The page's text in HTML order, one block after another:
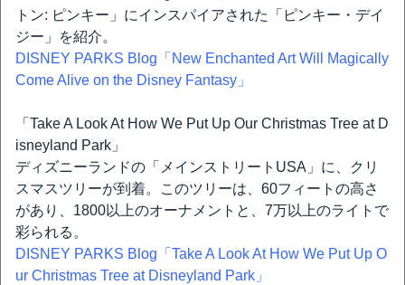
トン: ピンキー」にインスパイアされた「ピンキー・デイ
ジー」を紹介。
DISNEY PARKS Blog「New Enchanted Art Will Magically
Come Alive on the Disney Fantasy」
「Take A Look At How We Put Up Our Christmas Tree at D
isneyland Park」
ディズニーランドの「メインストリートUSA」に、クリ
スマスツリーが到着。このツリーは、60フィートの高さ
があり、1800以上のオーナメントと、7万以上のライトで
彩られる。
DISNEY PARKS Blog「Take A Look At How We Put Up O
ur Christmas Tree at Disneyland Park」